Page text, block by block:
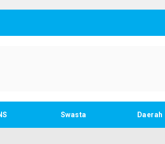
Swasta Daerah